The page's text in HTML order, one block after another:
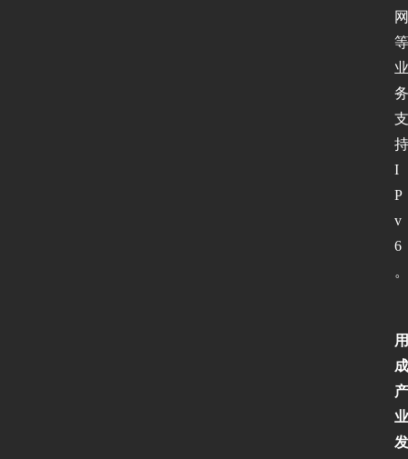
网
等
业
务
支
持
I
P
v
6
。
用
成
产
业
发